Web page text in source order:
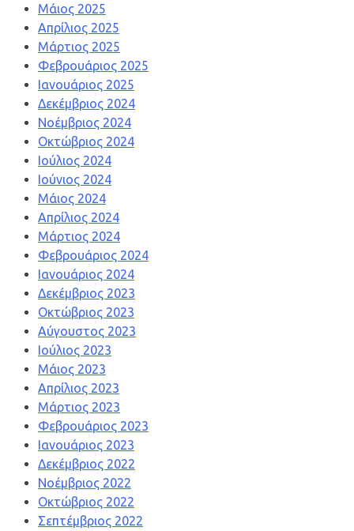
Μάιος 2025
Απρίλιος 2025
Μάρτιος 2025
Φεβρουάριος 2025
Ιανουάριος 2025
Δεκέμβριος 2024
Νοέμβριος 2024
Οκτώβριος 2024
Ιούλιος 2024
Ιούνιος 2024
Μάιος 2024
Απρίλιος 2024
Μάρτιος 2024
Φεβρουάριος 2024
Ιανουάριος 2024
Δεκέμβριος 2023
Οκτώβριος 2023
Αύγουστος 2023
Ιούλιος 2023
Μάιος 2023
Απρίλιος 2023
Μάρτιος 2023
Φεβρουάριος 2023
Ιανουάριος 2023
Δεκέμβριος 2022
Νοέμβριος 2022
Οκτώβριος 2022
Σεπτέμβριος 2022